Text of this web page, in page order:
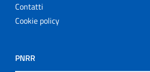
Contatti
Cookie policy
PNRR